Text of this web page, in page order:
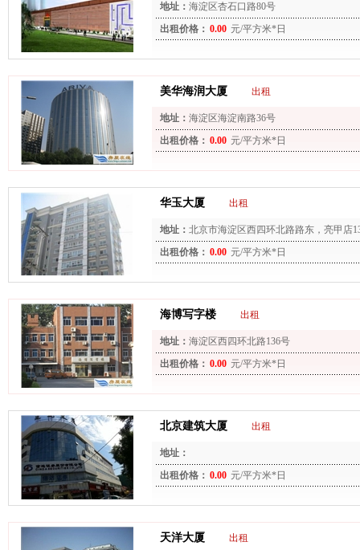
地址： 海淀区杏石口路80号
出租价格： 0.00 元/平方米*日
美华海润大厦 出租
地址： 海淀区海淀南路36号
出租价格： 0.00 元/平方米*日
华玉大厦 出租
地址： 北京市海淀区西四环北路路东，亮甲店
出租价格： 0.00 元/平方米*日
海博写字楼 出租
地址： 海淀区西四环北路136号
出租价格： 0.00 元/平方米*日
北京建筑大厦 出租
地址：
出租价格： 0.00 元/平方米*日
天洋大厦 出租